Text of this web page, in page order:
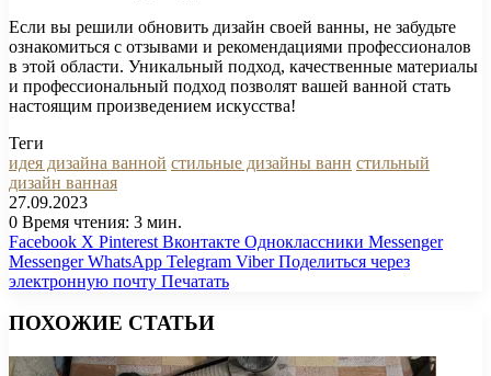
Если вы решили обновить дизайн своей ванны, не забудьте
ознакомиться с отзывами и рекомендациями профессионалов
в этой области. Уникальный подход, качественные материалы
и профессиональный подход позволят вашей ванной стать
настоящим произведением искусства!
Теги
идея дизайна ванной стильные дизайны ванн стильный
дизайн ванная
27.09.2023
0 Время чтения: 3 мин.
Facebook X Pinterest Вконтакте Одноклассники Messenger
Messenger WhatsApp Telegram Viber Поделиться через
электронную почту Печатать
ПОХОЖИЕ СТАТЬИ